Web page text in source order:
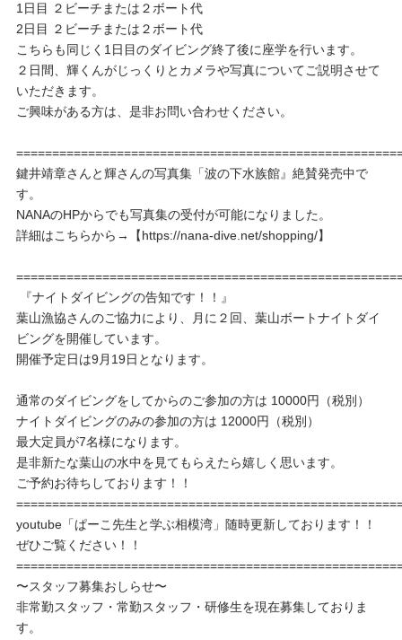
1日目 ２ビーチまたは２ボート代
2日目 ２ビーチまたは２ボート代
こちらも同じく1日目のダイビング終了後に座学を行います。
２日間、輝くんがじっくりとカメラや写真についてご説明させて
いただきます。
ご興味がある方は、是非お問い合わせください。
鍵井靖章さんと輝さんの写真集「波の下水族館』絶賛発売中で
す。
NANAのHPからでも写真集の受付が可能になりました。
詳細はこちらから→【https://nana-dive.net/shopping/】
『ナイトダイビングの告知です！！』
葉山漁協さんのご協力により、月に２回、葉山ボートナイトダイ
ビングを開催しています。
開催予定日は9月19日となります。
通常のダイビングをしてからのご参加の方は 10000円（税別）
ナイトダイビングのみの参加の方は 12000円（税別）
最大定員が7名様になります。
是非新たな葉山の水中を見てもらえたら嬉しく思います。
ご予約お待ちしております！！
youtube「ぱーこ先生と学ぶ相模湾」随時更新しております！！
ぜひご覧ください！！
〜スタッフ募集おしらせ〜
非常勤スタッフ・常勤スタッフ・研修生を現在募集しておりま
す。